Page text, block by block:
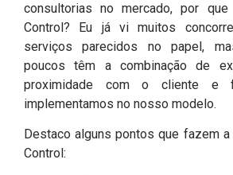
consultorias no mercado, por
Control? Eu já vi muitos
serviços parecidos no papel,
poucos têm a combinação de
proximidade com o cliente e
implementamos no nosso modelo.
Destaco alguns pontos que fazem
Control: